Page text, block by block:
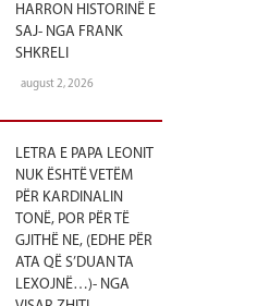
HARRON HISTORINË E
SAJ- NGA FRANK
SHKRELI
august 2, 2026
LETRA E PAPA LEONIT
NUK ËSHTË VETËM
PËR KARDINALIN
TONË, POR PËR TË
GJITHË NE, (EDHE PËR
ATA QË S’DUAN TA
LEXOJNË…)- NGA